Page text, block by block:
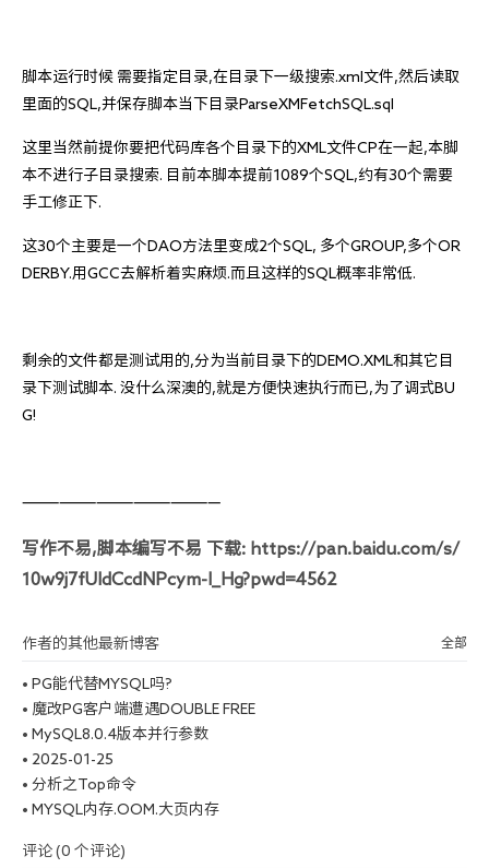
脚本运行时候 需要指定目录,在目录下一级搜索.xml文件,然后读取
里面的SQL,并保存脚本当下目录ParseXMFetchSQL.sql
这里当然前提你要把代码库各个目录下的XML文件CP在一起,本脚
本不进行子目录搜索. 目前本脚本提前1089个SQL,约有30个需要
手工修正下.
这30个主要是一个DAO方法里变成2个SQL, 多个GROUP,多个OR
DERBY.用GCC去解析着实麻烦.而且这样的SQL概率非常低.
剩余的文件都是测试用的,分为当前目录下的DEMO.XML和其它目
录下测试脚本. 没什么深澳的,就是方便快速执行而已,为了调式BU
G!
————————————————
写作不易,脚本编写不易 下载: https://pan.baidu.com/s/
10w9j7fUIdCcdNPcym-l_Hg?pwd=4562
全部
作者的其他最新博客
• PG能代替MYSQL吗?
• 魔改PG客户端遭遇DOUBLE FREE
• MySQL8.0.4版本并行参数
• 2025-01-25
• 分析之Top命令
• MYSQL内存.OOM.大页内存
评论 (0 个评论)